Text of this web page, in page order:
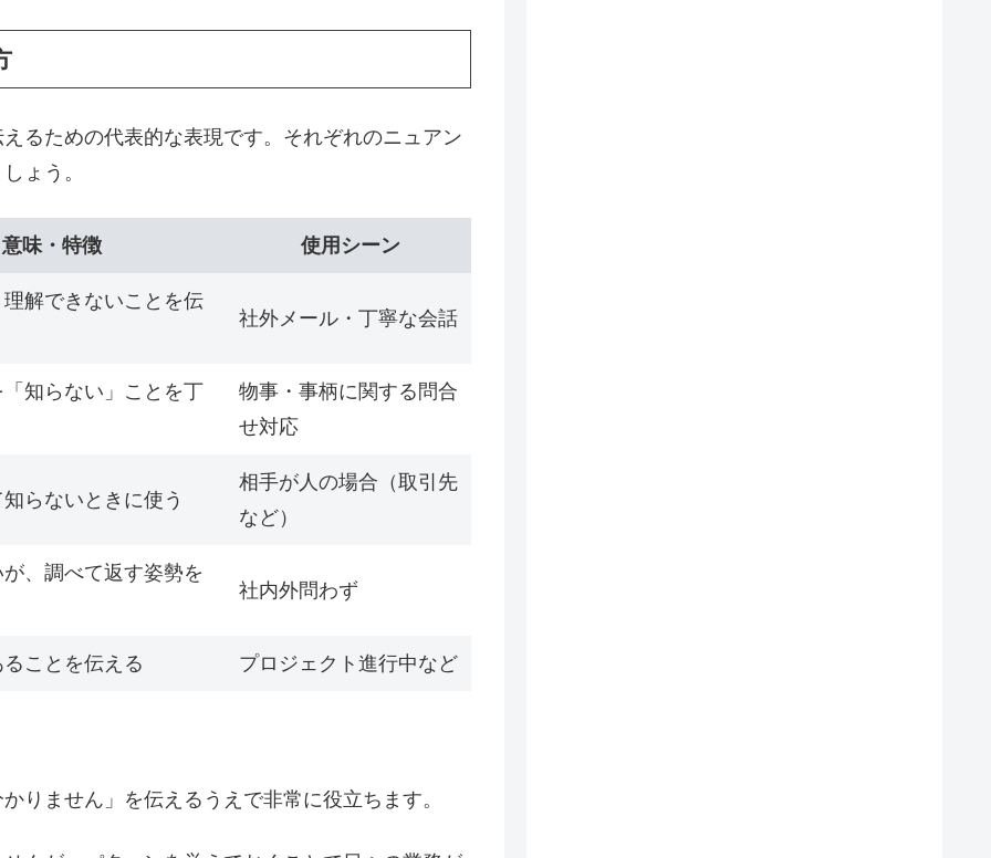
るための代表的な表現です。それぞれのニュアン
ょう。
意味・特徴 使用シーン
解できないことを伝
社外メール・丁寧な会話
知らない」ことを丁
物事・事柄に関する問合
せ対応
らないときに使う
相手が人の場合（取引先
など）
、調べて返す姿勢を
社内外問わず
ことを伝える プロジェクト進行中など
りません」を伝えるうえで非常に役立ちます。